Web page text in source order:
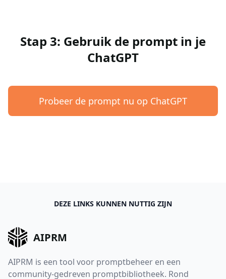
Stap 3: Gebruik de prompt in je
ChatGPT
Probeer de prompt nu op ChatGPT
DEZE LINKS KUNNEN NUTTIG ZIJN
AIPRM
AIPRM is een tool voor promptbeheer en een
community-gedreven promptbibliotheek. Rond